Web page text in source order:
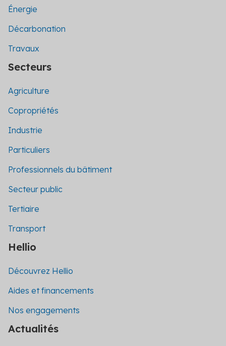
Énergie
Décarbonation
Travaux
Secteurs
Agriculture
Copropriétés
Industrie
Particuliers
Professionnels du bâtiment
Secteur public
Tertiaire
Transport
Hellio
Découvrez Hellio
Aides et financements
Nos engagements
Actualités